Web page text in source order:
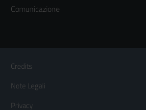
Comunicazione
Footer
Menù
orizzontale
Credits
Note Legali
Privacy